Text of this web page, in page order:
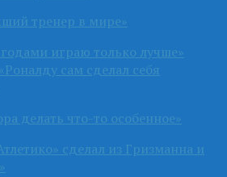
тренер в мире»
играю только лучше»
сам сделал себя
делать что-то особенное»
сделал из Гризманна и